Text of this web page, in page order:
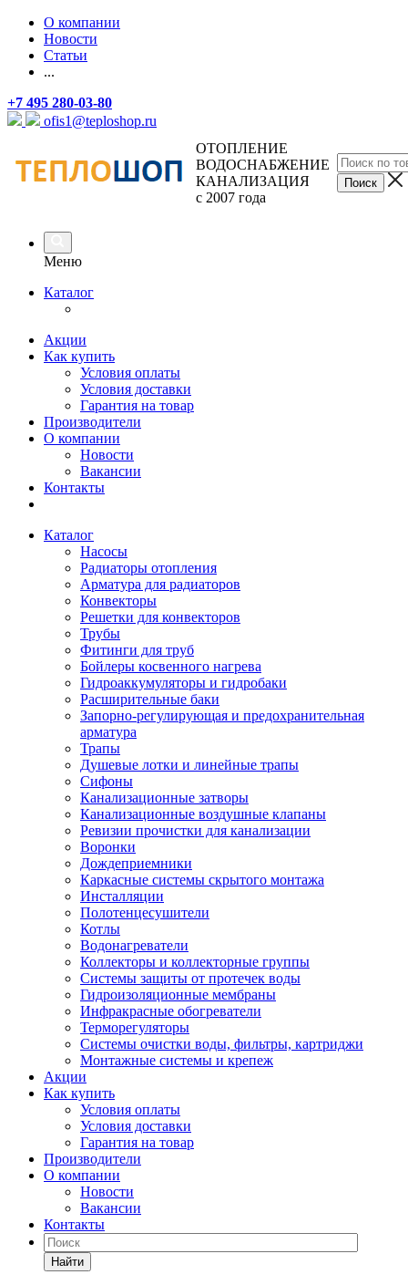
О компании
Новости
Статьи
...
+7 495 280-03-80
ofis1@teploshop.ru
ОТОПЛЕНИЕ
ВОДОСНАБЖЕНИЕ
КАНАЛИЗАЦИЯ
с 2007 года
Меню
Каталог
Акции
Как купить
Условия оплаты
Условия доставки
Гарантия на товар
Производители
О компании
Новости
Вакансии
Контакты
Каталог
Насосы
Радиаторы отопления
Арматура для радиаторов
Конвекторы
Решетки для конвекторов
Трубы
Фитинги для труб
Бойлеры косвенного нагрева
Гидроаккумуляторы и гидробаки
Расширительные баки
Запорно-регулирующая и предохранительная
арматура
Трапы
Душевые лотки и линейные трапы
Сифоны
Канализационные затворы
Канализационные воздушные клапаны
Ревизии прочистки для канализации
Воронки
Дождеприемники
Каркасные системы скрытого монтажа
Инсталляции
Полотенцесушители
Котлы
Водонагреватели
Коллекторы и коллекторные группы
Системы защиты от протечек воды
Гидроизоляционные мембраны
Инфракрасные обогреватели
Терморегуляторы
Системы очистки воды, фильтры, картриджи
Монтажные системы и крепеж
Акции
Как купить
Условия оплаты
Условия доставки
Гарантия на товар
Производители
О компании
Новости
Вакансии
Контакты
Найти